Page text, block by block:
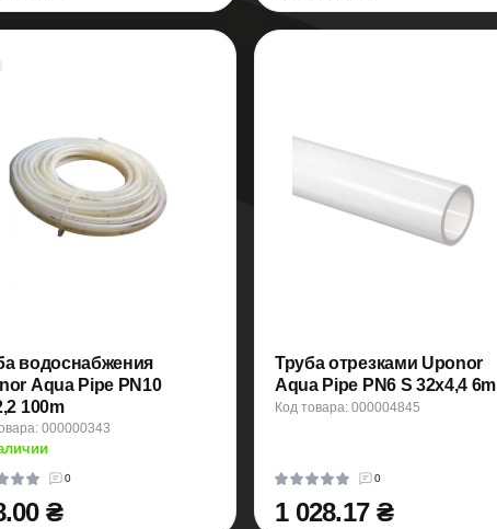
водоснабжения
Aqua Pipe PN10
100m
000000343
0
₴
Труба отрезками Uponor
Aqua Pipe PN6 S 32x4,4 6m
Код товара: 000004845
0
1 028.17 ₴